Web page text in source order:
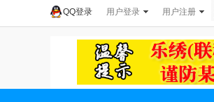
用户登录 用户注册
QQ登录